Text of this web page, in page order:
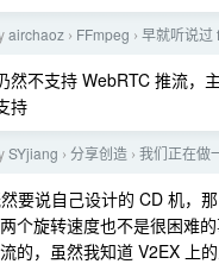
airchaoz › FFmpeg › 早就听说过
然不支持 WebRTC 推流，
持
SYjiang › 分享创造 › 我们正在做
要说自己设计的 CD 机，
个旋转速度也不是很困
的，虽然我知道 V2EX 上